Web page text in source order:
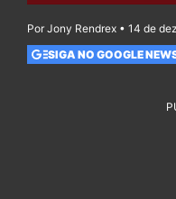
Por Jony Rendrex • 14 de
SIGA NO GOOGLE